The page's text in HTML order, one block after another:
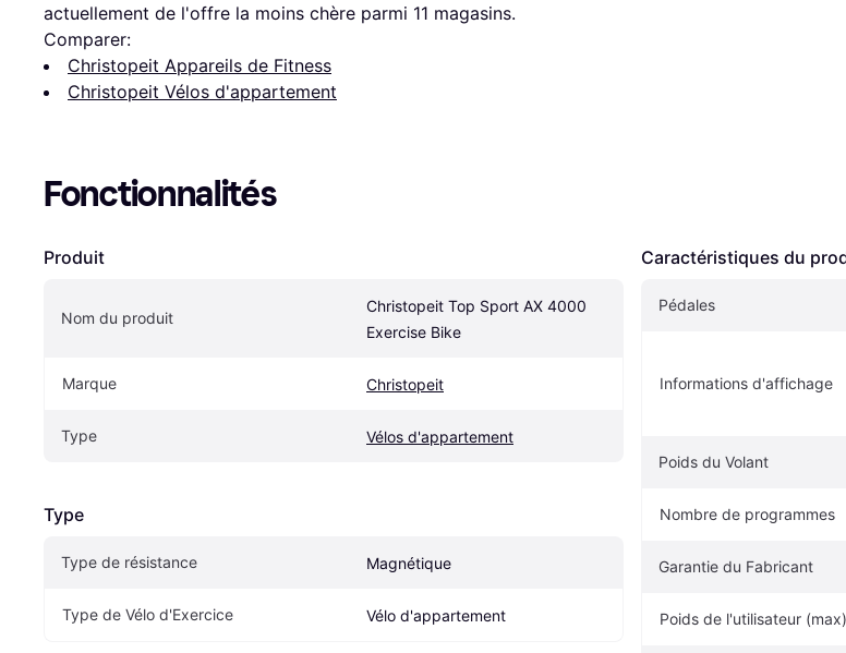
actuellement de l'offre la moins chère parmi 11 magasins.
Comparer:
Christopeit Appareils de Fitness
Christopeit Vélos d'appartement
Fonctionnalités
Produit
Nom du produit
Christopeit Top Sport AX 4000
Exercise Bike
Marque Christopeit
Type Vélos d'appartement
Type
Type de résistance Magnétique
Type de Vélo d'Exercice Vélo d'appartement
Caractéristiques du
Pédales
Informations d'affichage
Poids du Volant
Nombre de programmes
Garantie du Fabricant
Poids de l'utilisateur (max)